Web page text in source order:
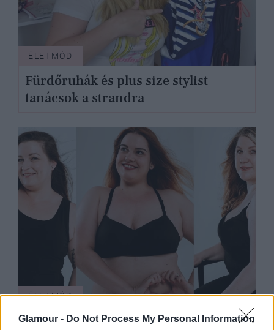
Glamour - Do Not Process My Personal Information
ÉLETMÓD
Fürdőruhák és plus size stylist
tanácsok a strandra
ÉLETMÓD
“Az én bőröm az én szexepilem” -